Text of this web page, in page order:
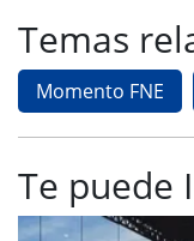
Temas
Momento FNE
Te puede